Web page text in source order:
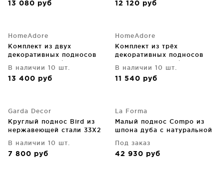
13 080 руб 12 120 руб
HomeAdore
Комплект из двух
декоративных подносов
Zal 49X30X10 / 44X26X10
CM
В наличии 10 шт.
13 400 руб
HomeAdore
Комплект из трёх
декоративных подносов
Heleina 44X39X7 / 40X34X7
/ 35X30X7 CM
В наличии 10 шт.
11 540 руб
Garda Decor
Круглый поднос Bird из
нержавеющей стали 33X2
В наличии 10 шт.
7 800 руб
La Forma
Малый поднос Compo из
шпона дуба с натуральной
металлической
конструкцией 21X54X3 CM
Под заказ
42 930 руб